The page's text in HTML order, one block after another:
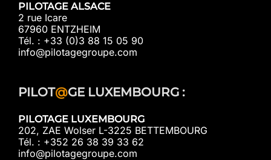
PILOTAGE ALSACE
2 rue Icare
67960 ENTZHEIM
Tél. : +33 (0)3 88 15 05 90
info@pilotagegroupe.com
PILOT@GE LUXEMBOURG :
PILOTAGE LUXEMBOURG
202, ZAE Wolser L-3225 BETTEMBOURG
Tél. : +352 26 38 39 33 62
info@pilotagegroupe.com